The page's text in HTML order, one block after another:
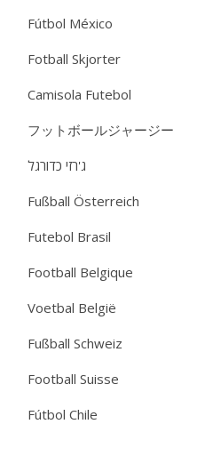
Fútbol México
Fotball Skjorter
Camisola Futebol
フットボールジャージー
ג'רזי כדורגל
Fußball Österreich
Futebol Brasil
Football Belgique
Voetbal België
Fußball Schweiz
Football Suisse
Fútbol Chile